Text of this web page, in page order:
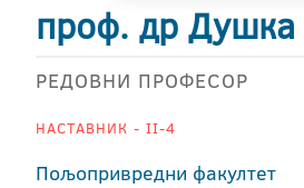
проф. др
РЕДОВНИ ПРОФЕСОР
НАСТАВНИК - II-4
Пољопривредни факултет